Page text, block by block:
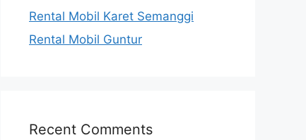
Rental Mobil Karet Semanggi
Rental Mobil Guntur
Recent Comments